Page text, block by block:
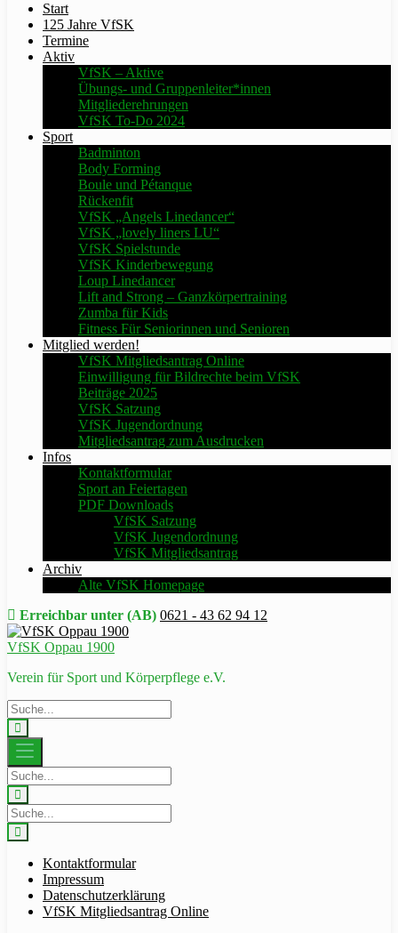
Start
125 Jahre VfSK
Termine
Aktiv
VfSK – Aktive
Übungs- und Gruppenleiter*innen
Mitgliederehrungen
VfSK To-Do 2024
Sport
Badminton
Body Forming
Boule und Pétanque
Rückenfit
VfSK „Angels Linedancer“
VfSK „lovely liners LU“
VfSK Spielstunde
VfSK Kinderbewegung
Loup Linedancer
Lift and Strong – Ganzkörpertraining
Zumba für Kids
Fitness Für Seniorinnen und Senioren
Mitglied werden!
VfSK Mitgliedsantrag Online
Einwilligung für Bildrechte beim VfSK
Beiträge 2025
VfSK Satzung
VfSK Jugendordnung
Mitgliedsantrag zum Ausdrucken
Infos
Kontaktformular
Sport an Feiertagen
PDF Downloads
VfSK Satzung
VfSK Jugendordnung
VfSK Mitgliedsantrag
Archiv
Alte VfSK Homepage
Erreichbar unter (AB) 0621 - 43 62 94 12
VfSK Oppau 1900
Verein für Sport und Körperpflege e.V.
Kontaktformular
Impressum
Datenschutzerklärung
VfSK Mitgliedsantrag Online